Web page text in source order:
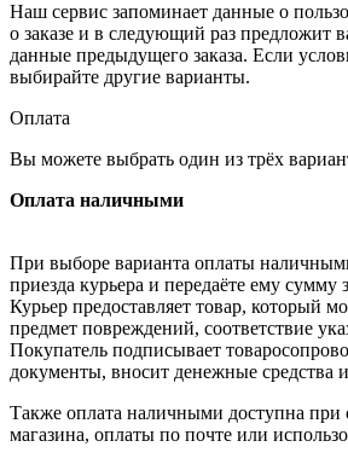
Наш сервис запоминает данные о
о заказе и в следующий раз предложит
данные предыдущего заказа. Если
выбирайте другие варианты.
Оплата
Вы можете выбрать один из трёх
Оплата наличными
При выборе варианта оплаты
приезда курьера и передаёте ему сумму
Курьер предоставляет товар, который
предмет повреждений, соответствие
Покупатель подписывает
документы, вносит денежные средства
Также оплата наличными доступна при
магазина, оплаты по почте или